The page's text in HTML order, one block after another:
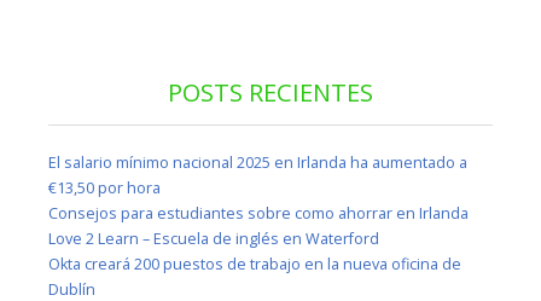
POSTS RECIENTES
El salario mínimo nacional 2025 en Irlanda ha aumentado a
€13,50 por hora
Consejos para estudiantes sobre como ahorrar en Irlanda
Love 2 Learn – Escuela de inglés en Waterford
Okta creará 200 puestos de trabajo en la nueva oficina de
Dublín